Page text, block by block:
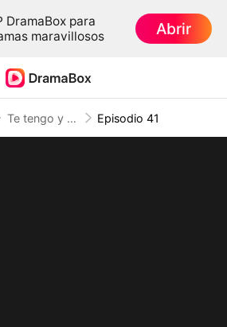
DramaBox para
maravillosos
Abrir
Te tengo y no te suelto (Doblado) Episodio 41